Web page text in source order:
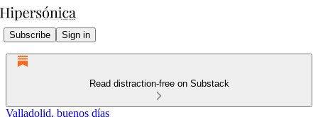
Subscribe Sign in
Read distraction-free on Substack
Valladolid, buenos días